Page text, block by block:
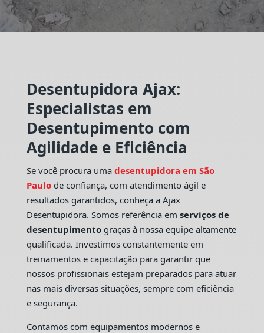
Desentupidora Ajax:
Especialistas em
Desentupimento com
Agilidade e Eficiência
Se você procura uma desentupidora em São
Paulo de confiança, com atendimento ágil e
resultados garantidos, conheça a Ajax
Desentupidora. Somos referência em serviços de
desentupimentograças à nossa equipe altamente
qualificada. Investimos constantemente em
treinamentos e capacitação para garantir que
nossos profissionais estejam preparados para atuar
nas mais diversas situações, sempre com eficiência
e segurança.
Contamos com equipamentos modernos e